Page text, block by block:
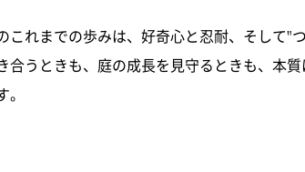
これまでの歩みは、好奇心と忍耐、そして"
合うときも、庭の成長を見守るときも、本